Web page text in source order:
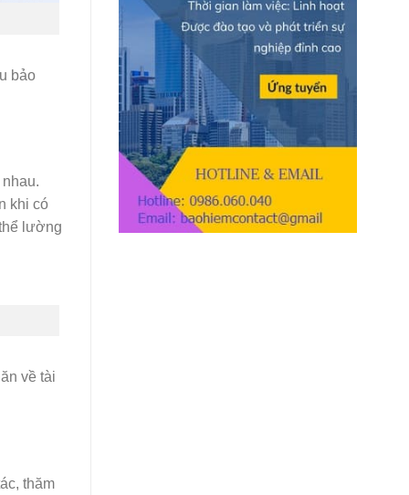
bảo
khi có
lường
về tài
thăm